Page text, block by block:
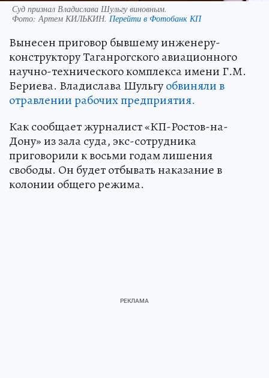
Суд признал Владислава Шульгу виновным.
Фото:Артем КИЛЬКИН. Перейти в Фотобанк КП
Вынесен приговор бывшему инженеру-
конструктору Таганрогского авиационного
научно-технического комплекса имени Г.М.
Бериева. Владислава Шульгуобвиняли в
отравлении рабочих предприятия.
Как сообщает журналист «КП-Ростов-на-
Дону» из зала суда, экс-сотрудника
приговорили к восьми годам лишения
свободы. Он будет отбывать наказание в
колонии общего режима.